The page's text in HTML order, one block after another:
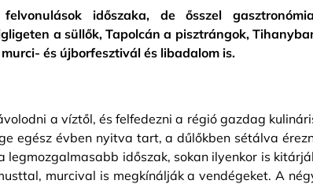
időszaka, de ősszel
a süllők, Tapolcán a pisztrángok,
és újborfesztivál és libadalom is.
a víztől, és felfedezni a régió gazdag
egész évben nyitva tart, a dűlőkben sétálva
időszak, sokan ilyenkor is
murcival is megkínálják a vendégeket. A